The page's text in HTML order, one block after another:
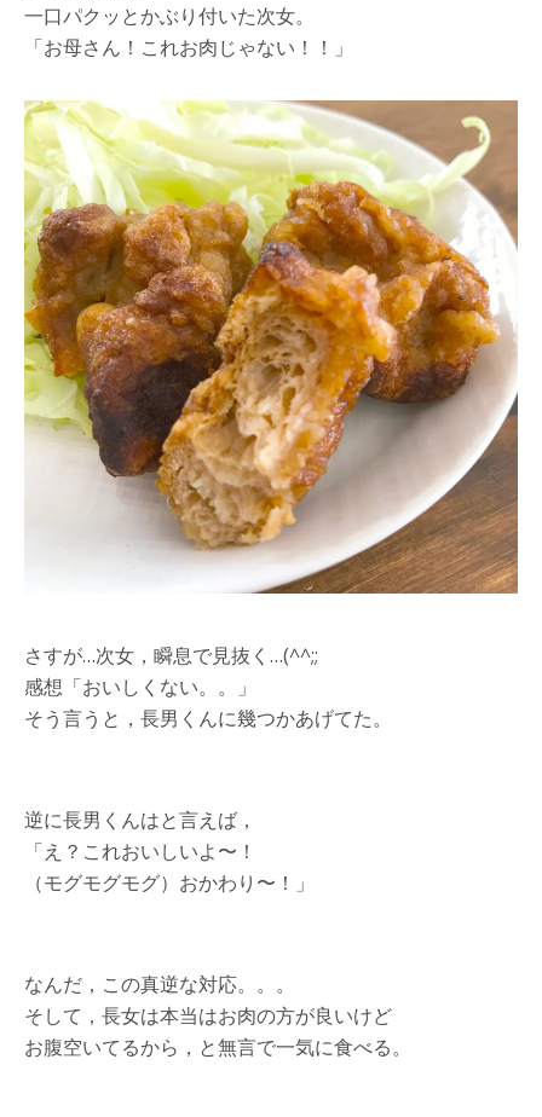
一口パクッとかぶり付いた次女。
「お母さん！これお肉じゃない！！」
さすが…次女，瞬息で見抜く…(^^;;
感想「おいしくない。。」
そう言うと，長男くんに幾つかあげてた。
逆に長男くんはと言えば，
「え？これおいしいよ〜！
（モグモグモグ）おかわり〜！」
なんだ，この真逆な対応。。。
そして，長女は本当はお肉の方が良いけど
お腹空いてるから，と無言で一気に食べる。